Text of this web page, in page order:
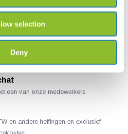
selection
Deny
een van onze medewerkers
en andere heffingen en exclusief